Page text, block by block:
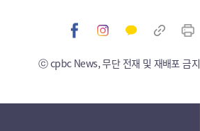
ⓒ cpbc News, 무단 전재 및 재배포 금지